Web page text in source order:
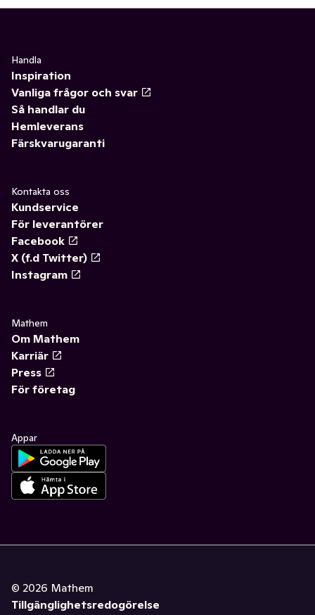
Handla
Inspiration
Vanliga frågor och svar
Så handlar du
Hemleverans
Färskvarugaranti
Kontakta oss
Kundservice
För leverantörer
Facebook
X (f.d Twitter)
Instagram
Mathem
Om Mathem
Karriär
Press
För företag
Appar
© 2026 Mathem
Tillgänglighetsredogörelse